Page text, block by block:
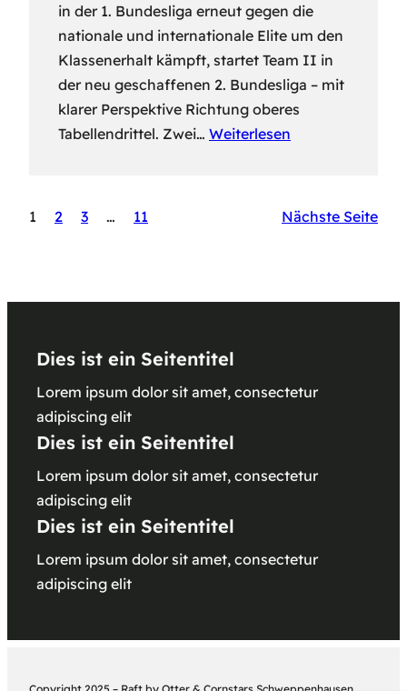
in der 1. Bundesliga erneut gegen die
nationale und internationale Elite um den
Klassenerhalt kämpft, startet Team II in
der neu geschaffenen 2. Bundesliga – mit
klarer Perspektive Richtung oberes
Tabellendrittel. Zwei… Weiterlesen
1 2 3 … 11 Nächste Seite
Dies ist ein Seitentitel
Lorem ipsum dolor sit amet, consectetur
adipiscing elit
Dies ist ein Seitentitel
Lorem ipsum dolor sit amet, consectetur
adipiscing elit
Dies ist ein Seitentitel
Lorem ipsum dolor sit amet, consectetur
adipiscing elit